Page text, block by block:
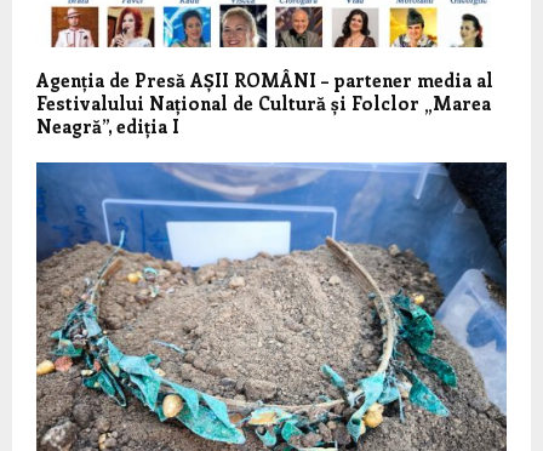
Agenția de Presă AȘII ROMÂNI – partener media al
Festivalului Național de Cultură și Folclor „Marea
Neagră”, ediția I